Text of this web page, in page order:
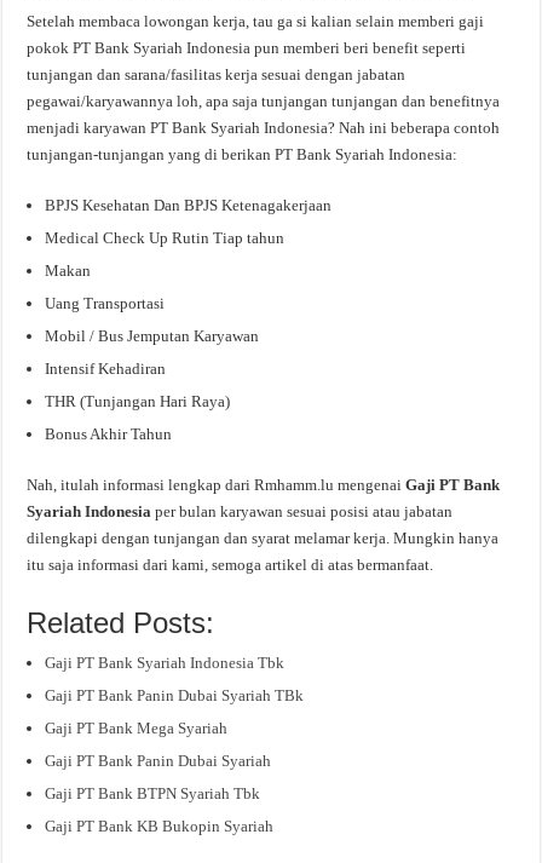
Setelah membaca lowongan kerja, tau ga si kalian selain memberi gaji
pokok PT Bank Syariah Indonesia pun memberi beri benefit seperti
tunjangan dan sarana/fasilitas kerja sesuai dengan jabatan
pegawai/karyawannya loh, apa saja tunjangan tunjangan dan benefitnya
menjadi karyawan PT Bank Syariah Indonesia? Nah ini beberapa contoh
tunjangan-tunjangan yang di berikan PT Bank Syariah Indonesia:
BPJS Kesehatan Dan BPJS Ketenagakerjaan
Medical Check Up Rutin Tiap tahun
Makan
Uang Transportasi
Mobil / Bus Jemputan Karyawan
Intensif Kehadiran
THR (Tunjangan Hari Raya)
Bonus Akhir Tahun
Nah, itulah informasi lengkap dari Rmhamm.lu mengenaiGaji PT Bank
Syariah Indonesiaper bulan karyawan sesuai posisi atau jabatan
dilengkapi dengan tunjangan dan syarat melamar kerja. Mungkin hanya
itu saja informasi dari kami, semoga artikel di atas bermanfaat.
Related Posts:
Gaji PT Bank Syariah Indonesia Tbk
Gaji PT Bank Panin Dubai Syariah TBk
Gaji PT Bank Mega Syariah
Gaji PT Bank Panin Dubai Syariah
Gaji PT Bank BTPN Syariah Tbk
Gaji PT Bank KB Bukopin Syariah